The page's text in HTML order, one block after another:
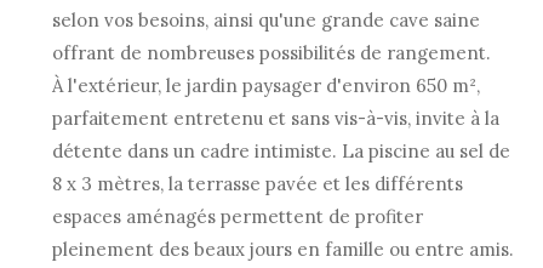
selon vos besoins, ainsi qu'une grande cave saine
offrant de nombreuses possibilités de rangement.
À l'extérieur, le jardin paysager d'environ 650 m²,
parfaitement entretenu et sans vis-à-vis, invite à la
détente dans un cadre intimiste. La piscine au sel de
8 x 3 mètres, la terrasse pavée et les différents
espaces aménagés permettent de profiter
pleinement des beaux jours en famille ou entre amis.